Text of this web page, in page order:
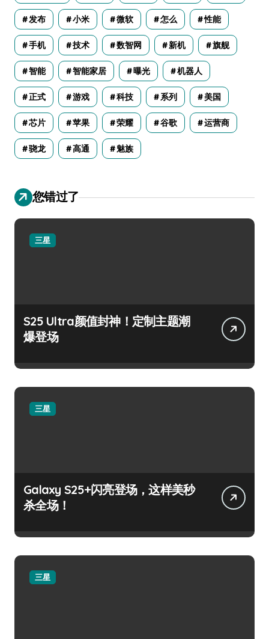
发布 小米 微软 怎么 性能
手机 技术 数智网 新机 旗舰
智能 智能家居 曝光 机器人
正式 游戏 科技 系列 美国
芯片 苹果 荣耀 谷歌 运营商
骁龙 高通 魅族
您错过了
三星
S25 Ultra颜值封神！定制主题潮
爆登场
三星
Galaxy S25+闪亮登场，这样美秒
杀全场！
三星